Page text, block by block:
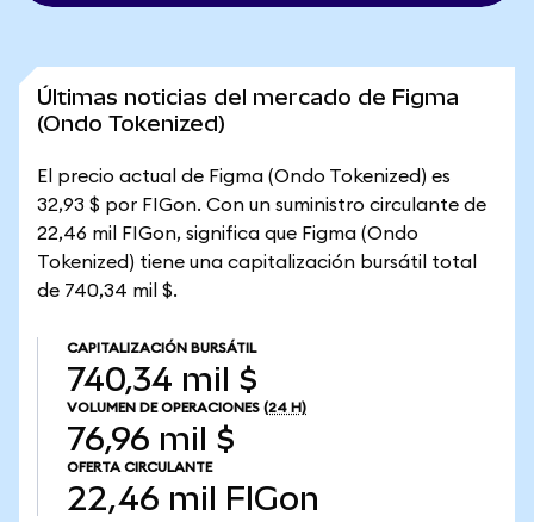
Últimas noticias del mercado de Figma
(Ondo Tokenized)
El precio actual de Figma (Ondo Tokenized) es
32,93 $ por FIGon. Con un suministro circulante de
22,46 mil FIGon, significa que Figma (Ondo
Tokenized) tiene una capitalización bursátil total
de 740,34 mil $.
CAPITALIZACIÓN BURSÁTIL
740,34 mil $
VOLUMEN DE OPERACIONES (24 H)
76,96 mil $
OFERTA CIRCULANTE
22,46 mil FIGon